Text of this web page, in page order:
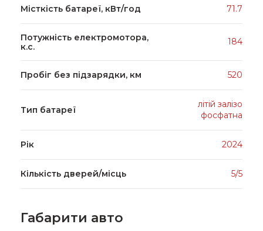
Місткість батареї, кВт/год 71.7
Потужність електромотора,
к.с.
184
Пробіг без підзарядки, км 520
Тип батареї
літій залізо
фосфатна
Рік 2024
Кількість дверей/місць 5/5
Габарити авто